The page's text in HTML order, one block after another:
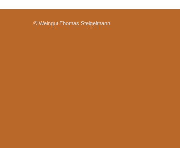
© Weingut Thomas Steigelmann